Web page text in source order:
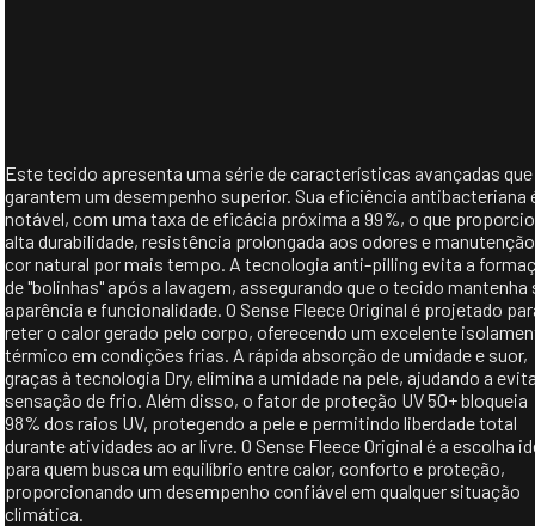
Este tecido apresenta uma série de características avançadas que
garantem um desempenho superior. Sua eficiência antibacteriana
notável, com uma taxa de eficácia próxima a 99%, o que
alta durabilidade, resistência prolongada aos odores e
cor natural por mais tempo. A tecnologia anti-pilling evita a
de "bolinhas" após a lavagem, assegurando que o tecido mantenha
aparência e funcionalidade. O Sense Fleece Original é projetado
reter o calor gerado pelo corpo, oferecendo um excelente
térmico em condições frias. A rápida absorção de umidade e suor,
graças à tecnologia Dry, elimina a umidade na pele, ajudando a
sensação de frio. Além disso, o fator de proteção UV 50+ bloqueia
98% dos raios UV, protegendo a pele e permitindo liberdade total
durante atividades ao ar livre. O Sense Fleece Original é a escolha
para quem busca um equilíbrio entre calor, conforto e proteção,
proporcionando um desempenho confiável em qualquer situação
climática.